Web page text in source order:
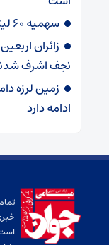
سهمیه ۶۰ لیتری بنزین۱۵۰۰ تومانی ادامه دارد
زائران
نجف اشرف
زمین لرزه
ادامه دارد